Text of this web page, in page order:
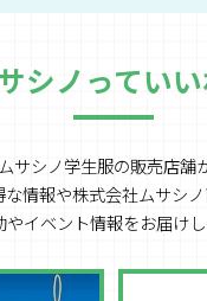
シノっていい
ムサシノ学生服の販売店舗
な情報や株式会社ムサシ
やイベント情報をお届けし